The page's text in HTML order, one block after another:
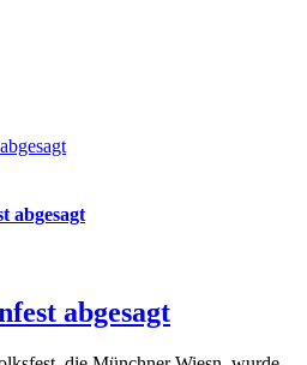
abgesagt
abgesagt